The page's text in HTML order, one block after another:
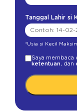
Tanggal Lahir si
*Usia si Kecil
Saya membaca
ketentuan, dan